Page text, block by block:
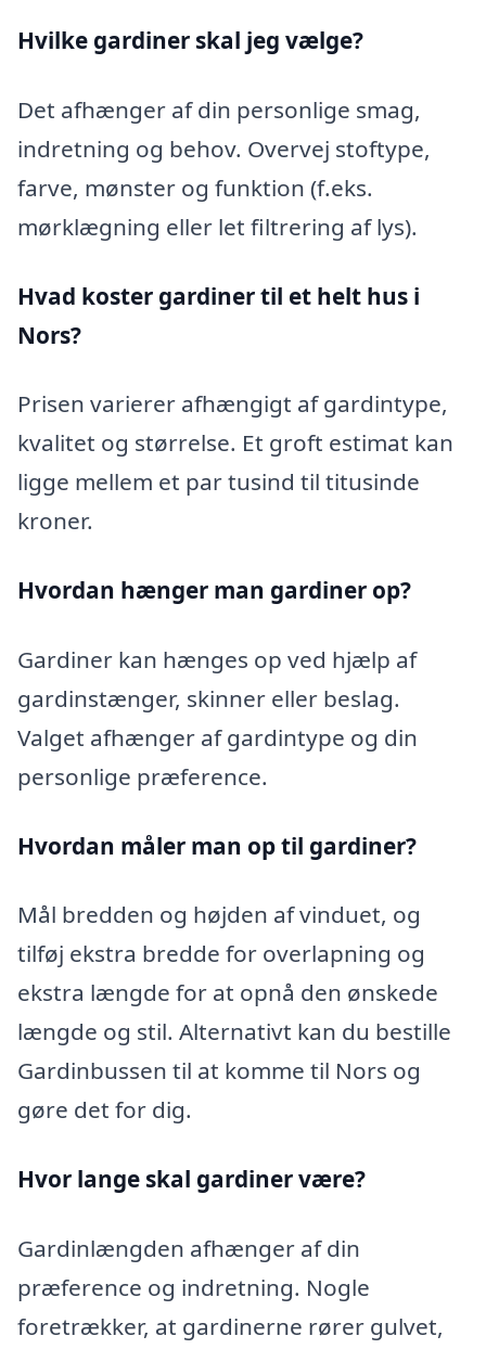
Hvilke gardiner skal jeg vælge?
Det afhænger af din personlige smag,
indretning og behov. Overvej stoftype,
farve, mønster og funktion (f.eks.
mørklægning eller let filtrering af lys).
Hvad koster gardiner til et helt hus i
Nors?
Prisen varierer afhængigt af gardintype,
kvalitet og størrelse. Et groft estimat kan
ligge mellem et par tusind til titusinde
kroner.
Hvordan hænger man gardiner op?
Gardiner kan hænges op ved hjælp af
gardinstænger, skinner eller beslag.
Valget afhænger af gardintype og din
personlige præference.
Hvordan måler man op til gardiner?
Mål bredden og højden af vinduet, og
tilføj ekstra bredde for overlapning og
ekstra længde for at opnå den ønskede
længde og stil. Alternativt kan du bestille
Gardinbussen til at komme til Nors og
gøre det for dig.
Hvor lange skal gardiner være?
Gardinlængden afhænger af din
præference og indretning. Nogle
foretrækker, at gardinerne rører gulvet,